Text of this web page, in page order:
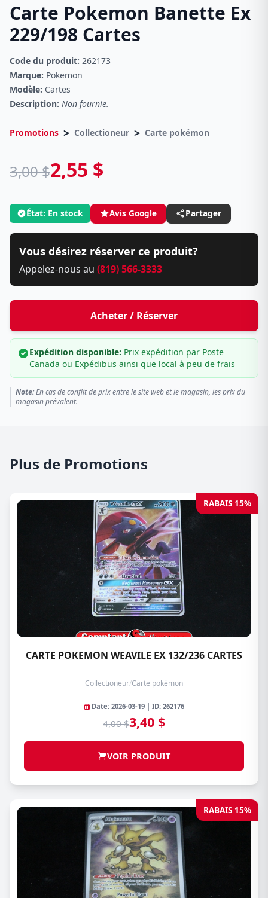
Carte Pokemon Banette Ex
229/198 Cartes
Code du produit: 262173
Marque: Pokemon
Modèle: Cartes
Description: Non fournie.
Promotions > Collectioneur > Carte pokémon
3,00 $2,55 $
État: En stock Avis Google Partager
Vous désirez réserver ce produit?
Appelez-nous au (819) 566-3333
Acheter / Réserver
Expédition disponible: Prix expédition par Poste
Canada ou Expédibus ainsi que local à peu de frais
Note:En cas de conflit de prix entre le site web et le magasin, les prix du
magasin prévalent.
Plus de Promotions
RABAIS 15%
CARTE POKEMON WEAVILE EX 132/236 CARTES
Collectioneur/Carte pokémon
Date: 2026-03-19 | ID: 262176
4,00 $3,40 $
VOIR PRODUIT
RABAIS 15%